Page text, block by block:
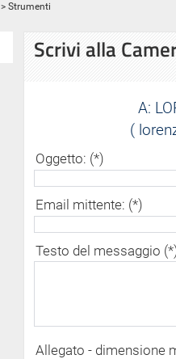
> Strumenti
Scrivi alla
A:
(
Oggetto: (*)
Email mittente: (*)
Testo del messaggio
Allegato - dimensione